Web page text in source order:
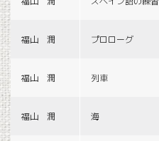
福山 潤 プロローグ
福山 潤 列車
福山 潤 海